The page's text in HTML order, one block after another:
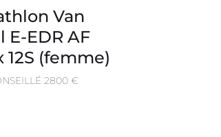
Van
E-EDR AF
12S (femme)
2800 €